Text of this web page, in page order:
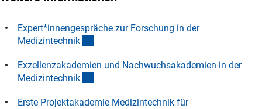
Expert*innengespräche zur Forschung in der
Medizintechnik
Exzellenzakademien und Nachwuchsakademien in der
Medizintechnik
Erste Projektakademie Medizintechnik für